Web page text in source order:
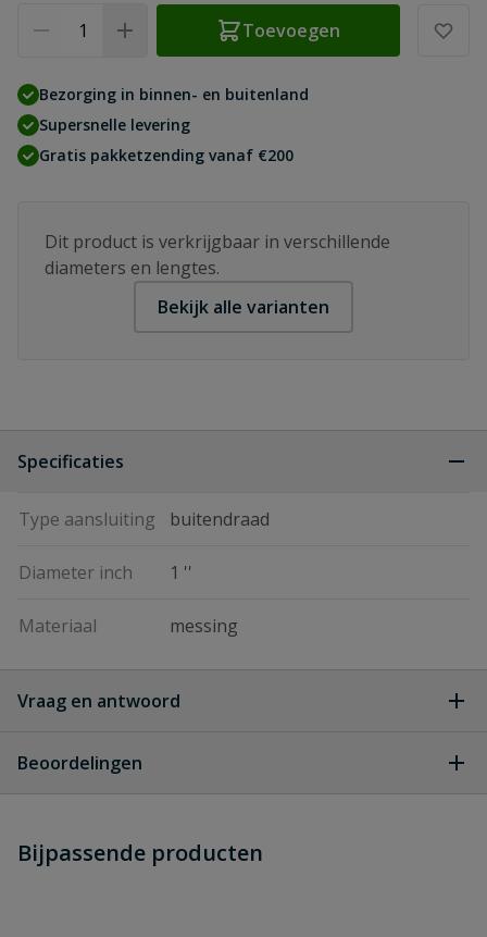
Toevoegen
Bezorging in binnen- en buitenland
Supersnelle levering
Gratis pakketzending vanaf €200
Dit product is verkrijgbaar in verschillende
diameters en lengtes.
Bekijk alle varianten
Specificaties
Type aansluiting buitendraad
Diameter inch 1 ''
Materiaal messing
Vraag en antwoord
dit product?
Beoordelingen
Schrijf zelf een beoordeling
Bijpassende producten